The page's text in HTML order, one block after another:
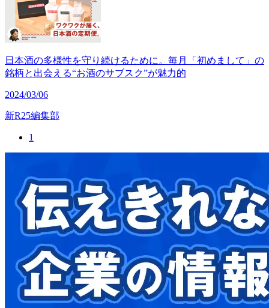
日本酒の多様性を守り続けるために。毎月「初めまして」の
銘柄と出会える“お酒のサブスク”が魅力的
2024/03/06
新R25編集部
1